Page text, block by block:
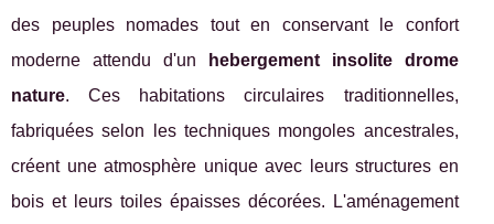
des peuples nomades tout en conservant le confort
moderne attendu d'un
hebergement insolite drome
nature. Ces habitations circulaires traditionnelles,
fabriquées selon les techniques mongoles ancestrales,
créent une atmosphère unique avec leurs structures en
bois et leurs toiles épaisses décorées. L'aménagement